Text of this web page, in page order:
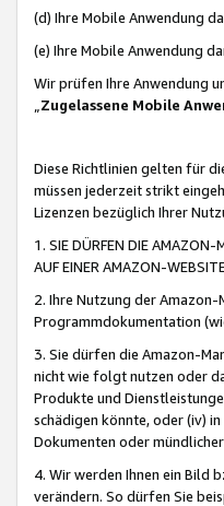
(d) Ihre Mobile Anwendung
(e) Ihre Mobile Anwendung
Wir prüfen Ihre Anwendung
„Zugelassene Mobile
Diese Richtlinien gelten für
müssen jederzeit strikt
Lizenzen bezüglich Ihrer
1. SIE DÜRFEN DIE AMAZON-
AUF EINER AMAZON-
2. Ihre Nutzung der
Programmdokumentation
3. Sie dürfen die Amazon-
nicht wie folgt nutzen oder
Produkte und
schädigen könnte, oder (iv)
Dokumenten oder
4. Wir werden Ihnen ein Bild
verändern. So dürfen Sie